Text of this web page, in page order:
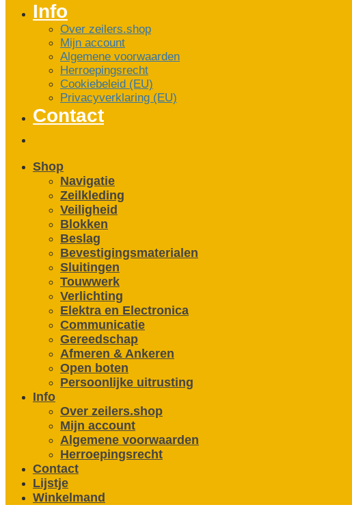
Info
Over zeilers.shop
Mijn account
Algemene voorwaarden
Herroepingsrecht
Cookiebeleid (EU)
Privacyverklaring (EU)
Contact
Shop
Navigatie
Zeilkleding
Veiligheid
Blokken
Beslag
Bevestigings­­materialen
Sluitingen
Touwwerk
Verlichting
Elektra en Electronica
Communicatie
Gereedschap
Afmeren & Ankeren
Open boten
Persoonlijke uitrusting
Info
Over zeilers.shop
Mijn account
Algemene voorwaarden
Herroepingsrecht
Contact
Lijstje
Winkelmand